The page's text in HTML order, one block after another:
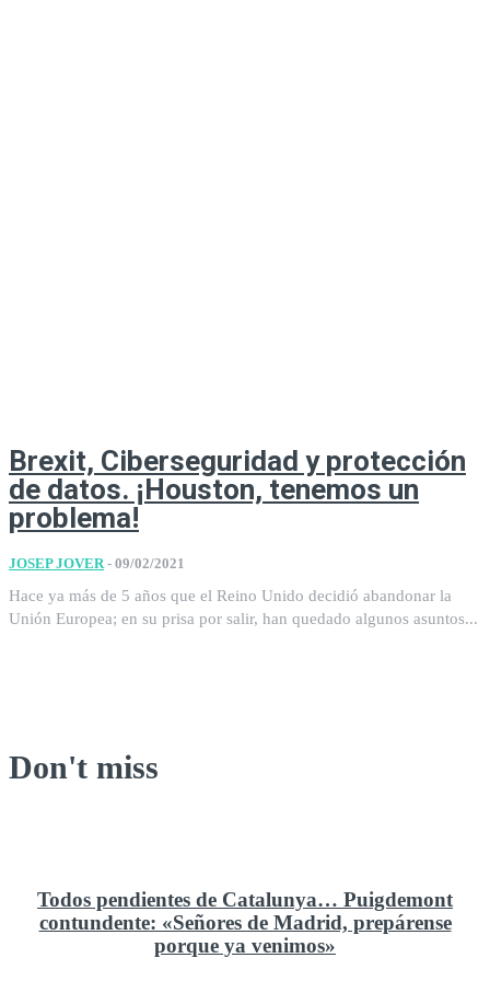
Brexit, Ciberseguridad y protección
de datos. ¡Houston, tenemos un
problema!
JOSEP JOVER - 09/02/2021
Hace ya más de 5 años que el Reino Unido decidió abandonar la
Unión Europea; en su prisa por salir, han quedado algunos asuntos...
Don't miss
Todos pendientes de Catalunya… Puigdemont
contundente: «Señores de Madrid, prepárense
porque ya venimos»